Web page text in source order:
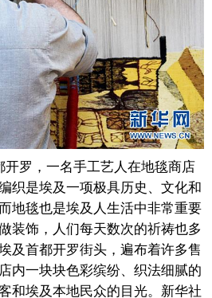
新华电视英文 返回PC
罗，一名手工艺人在地毯商店
织是埃及一项极具历史、文化和
地毯也是埃及人生活中非常重要
装饰，人们每天数次的祈祷也多
及首都开罗街头，遍布着许多售
内一块块色彩缤纷、织法细腻的
和埃及本地民众的目光。新华社